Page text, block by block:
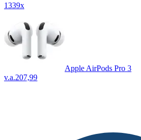
1339x
Apple AirPods Pro 3
v.a.207,99